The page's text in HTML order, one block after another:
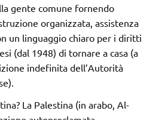
gente comune fornendo
organizzata, assistenza
un linguaggio chiaro per i diritti
(dal 1948) di tornare a casa (a
indefinita dell’Autorità
La Palestina (in arabo, Al-